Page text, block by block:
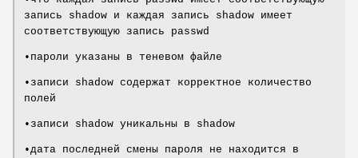
запись shadow и каждая запись shadow имеет
соответствующую запись passwd
•пароли указаны в теневом файле
•записи shadow содержат корректное количество
полей
•записи shadow уникальны в shadow
•дата последней смены пароля не находится в